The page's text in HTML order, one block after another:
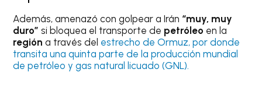
Además, amenazó con golpear a Irán “muy, muy
duro”si bloquea el transporte de petróleo en la
regióna través del estrecho de Ormuz, por donde
transita una quinta parte de la producción mundial
de petróleo y gas natural licuado (GNL).